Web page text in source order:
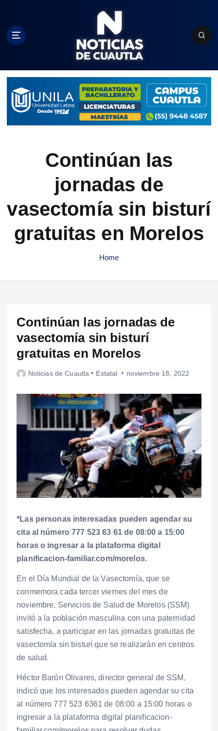
c
Continúan las
jornadas de
vasectomía sin bisturí
gratuitas en Morelos
Home
Continúan las jornadas de
vasectomía sin bisturí
gratuitas en Morelos
Noticias de Cuautla Estatal noviembre 18, 2022
*Las personas interesadas pueden agendar su
cita al número 777 523 63 61 de 08:00 a 15:00
horas o ingresar a la plataforma digital
planificacion-familiar.com/morelos.
En el Día Mundial de la Vasectomía, que se
conmemora cada tercer viernes del mes de
noviembre, Servicios de Salud de Morelos (SSM)
invitó a la población masculina con una paternidad
satisfecha, a participar en las jornadas gratuitas de
vasectomía sin bisturí que se realizarán en centros
de salud.
Héctor Barón Olivares, director general de SSM,
indicó que los interesados pueden agendar su cita
al número 777 523 6361 de 08:00 a 15:00 horas o
ingresar a la plataforma digital planificacion-